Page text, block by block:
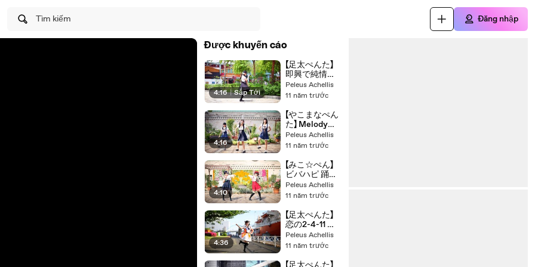
Tìm kiếm Đăng nhập
Được khuyến cáo
4:16 | Sắp Tới
【足太ぺんた】
即興で純情ス
カート 踊って
みた【シンガポ
Peleus Achellis
11 năm trước
4:16
【やこまなぺん
た】 Melody
Line 踊ってみ
た 【ダメぽ】
Peleus Achellis
11 năm trước
4:10
【みこ☆ぺん】
ビバハピ 踊っ
てみた 【みこと
ぺんた】
Peleus Achellis
11 năm trước
4:36
【足太ぺんた】
恋の2-4-11 踊
ってみた【オリ
ジナル振付】
Peleus Achellis
11 năm trước